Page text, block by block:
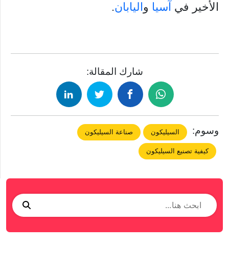
الأخير في آسيا واليابان.
شارك المقالة:
وسوم: السيليكون صناعة السيليكون
كيفية تصنيع السيليكون